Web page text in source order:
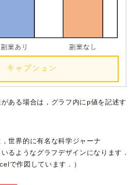
ある場合は，グラフ内にp値を記述す
世界的に有名な科学ジャーナ
るようなグラフデザインになります．
で作図しています．）